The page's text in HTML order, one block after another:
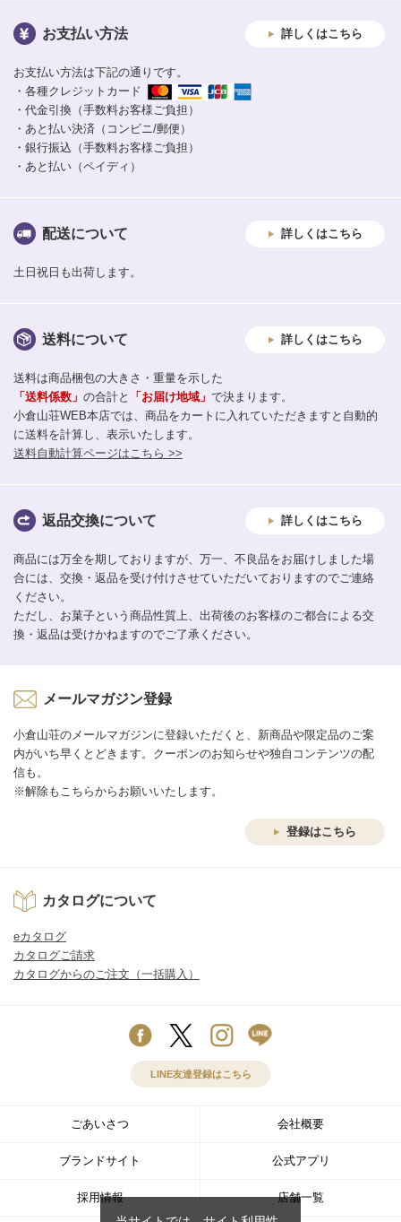
お支払い方法 詳しくはこちら
お支払い方法は下記の通りです。
・各種クレジットカード
・代金引換（手数料お客様ご負担）
・あと払い決済（コンビニ/郵便）
・銀行振込（手数料お客様ご負担）
・あと払い（ペイディ）
配送について 詳しくはこちら
土日祝日も出荷します。
送料について 詳しくはこちら
送料は商品梱包の大きさ・重量を示した
「送料係数」 の合計と 「お届け地域」 で決まります。
小倉山荘WEB本店では、商品をカートに入れていただきますと自動的
に送料を計算し、表示いたします。
送料自動計算ページはこちら >>
返品交換について 詳しくはこちら
商品には万全を期しておりますが、万一、不良品をお届けしました場
合には、交換・返品を受け付けさせていただいておりますのでご連絡
ください。
ただし、お菓子という商品性質上、出荷後のお客様のご都合による交
換・返品は受けかねますのでご了承ください。
メールマガジン登録
小倉山荘のメールマガジンに登録いただくと、新商品や限定品のご案
内がいち早くとどきます。クーポンのお知らせや独自コンテンツの配
信も。
※解除もこちらからお願いいたします。
登録はこちら
カタログについて
eカタログ
カタログご請求
カタログからのご注文（一括購入）
LINE友達登録はこちら
ごあいさつ 会社概要
ブランドサイト 公式アプリ
採用情報 店舗一覧